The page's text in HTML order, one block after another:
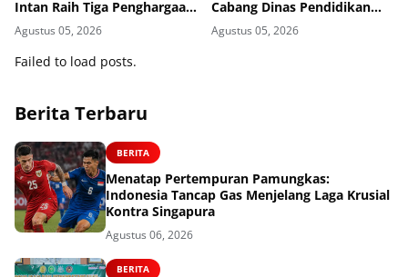
Intan Raih Tiga Penghargaan
dari KPPN Banjarmasin
Agustus 05, 2026
Cabang Dinas Pendidikan
Wilayah Madiun Kunjungi
Lapas Madiun
Agustus 05, 2026
Failed to load posts.
Berita Terbaru
BERITA
Menatap Pertempuran Pamungkas:
Indonesia Tancap Gas Menjelang Laga Krusial
Kontra Singapura
Agustus 06, 2026
BERITA